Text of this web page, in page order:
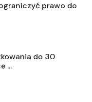
prawo do
do 30
...